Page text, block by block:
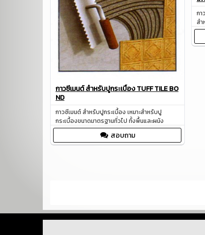
กา
สำ
กาวซีเมนต์ สำหรับปูกระเบื้อง TUFF TILE BO
ND
กาวซีเมนต์ สำหรับปูกระเบื้อง เหมาะสำหรับปู
กระเบื้องขนาดมาตรฐานทั่วไป ทั้งพื้นและผนัง
สอบถาม